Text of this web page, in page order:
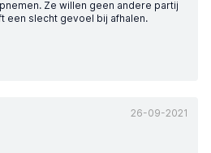
Ze willen geen andere partij
een slecht gevoel bij afhalen.
26-09-2021